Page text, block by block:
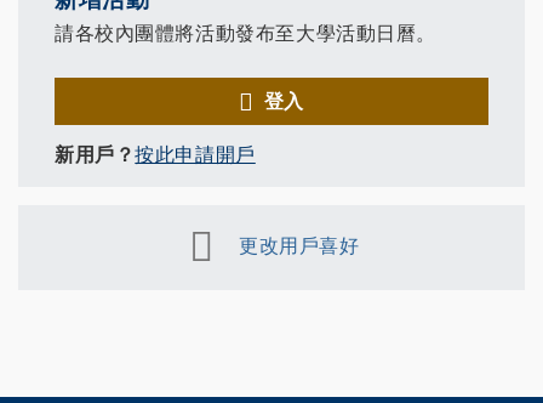
請各校內團體將活動發布至大學活動日曆。
登入
新用戶？按此申請開戶
更改用戶喜好